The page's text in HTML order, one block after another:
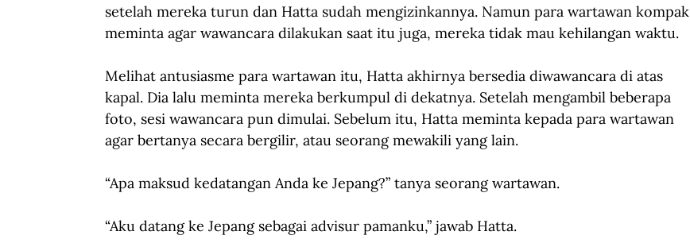
setelah mereka turun dan Hatta sudah mengizinkannya. Namun para wartawan kompak
meminta agar wawancara dilakukan saat itu juga, mereka tidak mau kehilangan waktu.
Melihat antusiasme para wartawan itu, Hatta akhirnya bersedia diwawancara di atas
kapal. Dia lalu meminta mereka berkumpul di dekatnya. Setelah mengambil beberapa
foto, sesi wawancara pun dimulai. Sebelum itu, Hatta meminta kepada para wartawan
agar bertanya secara bergilir, atau seorang mewakili yang lain.
“Apa maksud kedatangan Anda ke Jepang?” tanya seorang wartawan.
“Aku datang ke Jepang sebagai advisur pamanku,” jawab Hatta.